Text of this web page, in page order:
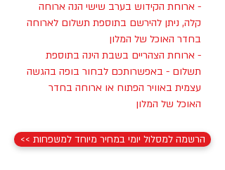
- ארוחת הקידוש בערב שישי הנה ארוחה
קלה, ניתן להירשם בתוספת תשלום לארוחה
בחדר האוכל של המלון
- ארוחת הצהריים בשבת הינה בתוספת
תשלום - באפשרותכם לבחור בופה בהגשה
עצמית באוויר הפתוח או ארוחה בחדר
האוכל של המלון
<< הרשמה למסלול יומי במחיר מיוחד למשפחות